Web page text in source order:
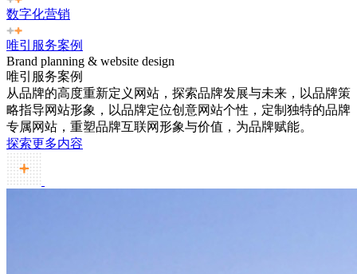
数字化营销
唯引服务案例
Brand planning & website design
唯引服务案例
从品牌的高度重新定义网站，探索品牌发展与未来，以品牌策
略指导网站形象，以品牌定位创意网站个性，定制独特的品牌
专属网站，重塑品牌互联网形象与价值，为品牌赋能。
探索更多内容